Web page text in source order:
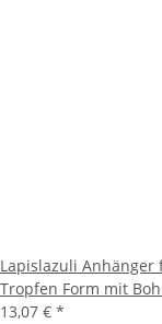
Lapislazuli Anhänger
Tropfen Form mit
13,07 € *